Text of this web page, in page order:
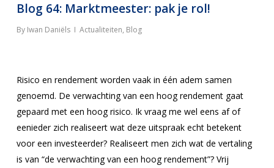
Blog 64: Marktmeester: pak je rol!
By Iwan Daniëls Actualiteiten, Blog
Risico en rendement worden vaak in één adem samen
genoemd. De verwachting van een hoog rendement gaat
gepaard met een hoog risico. Ik vraag me wel eens af of
eenieder zich realiseert wat deze uitspraak echt betekent
voor een investeerder? Realiseert men zich wat de vertaling
is van “de verwachting van een hoog rendement”? Vrij